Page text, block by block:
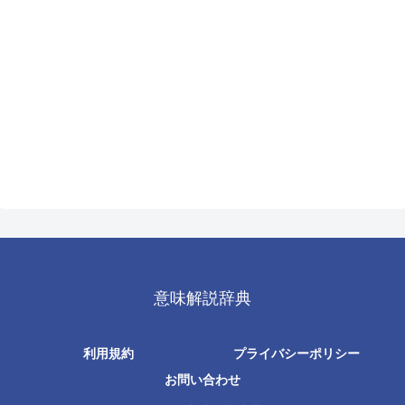
意味解説辞典
利用規約
プライバシーポリシー
お問い合わせ